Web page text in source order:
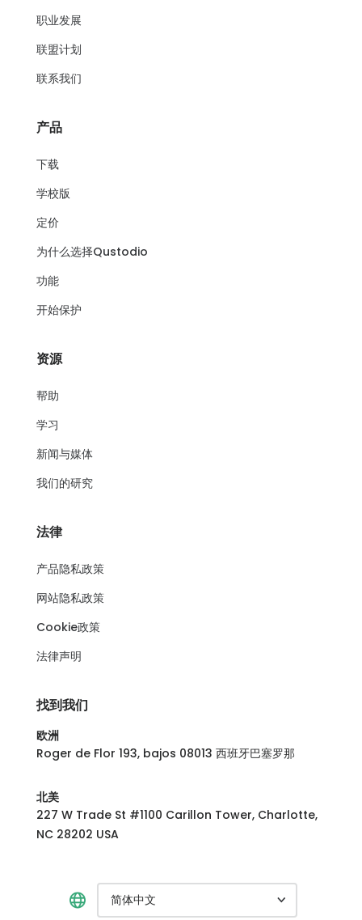
职业发展
联盟计划
联系我们
产品
下载
学校版
定价
为什么选择Qustodio
功能
开始保护
资源
帮助
学习
新闻与媒体
我们的研究
法律
产品隐私政策
网站隐私政策
Cookie政策
法律声明
找到我们
欧洲
Roger de Flor 193, bajos 08013 西班牙巴塞罗那
北美
227 W Trade St #1100 Carillon Tower, Charlotte,
NC 28202 USA
简体中文